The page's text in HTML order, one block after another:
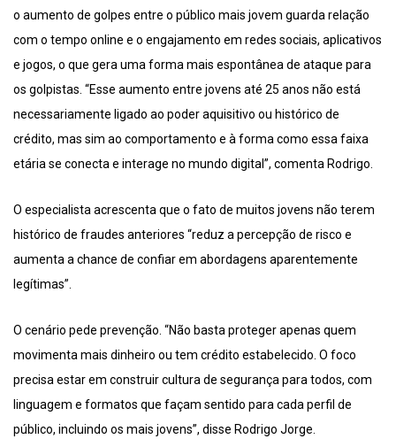
o aumento de golpes entre o público mais jovem guarda relação
com o tempo online e o engajamento em redes sociais, aplicativos
e jogos, o que gera uma forma mais espontânea de ataque para
os golpistas. “Esse aumento entre jovens até 25 anos não está
necessariamente ligado ao poder aquisitivo ou histórico de
crédito, mas sim ao comportamento e à forma como essa faixa
etária se conecta e interage no mundo digital”, comenta Rodrigo.
O especialista acrescenta que o fato de muitos jovens não terem
histórico de fraudes anteriores “reduz a percepção de risco e
aumenta a chance de confiar em abordagens aparentemente
legítimas”.
O cenário pede prevenção. “Não basta proteger apenas quem
movimenta mais dinheiro ou tem crédito estabelecido. O foco
precisa estar em construir cultura de segurança para todos, com
linguagem e formatos que façam sentido para cada perfil de
público, incluindo os mais jovens”, disse Rodrigo Jorge.